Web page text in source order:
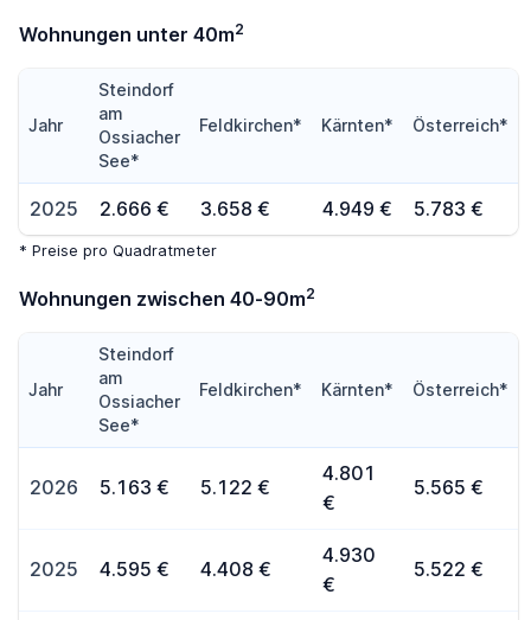
Wohnungen unter 40m2
Jahr
Steindorf
am
Ossiacher
See*
Feldkirchen* Kärnten* Österreich*
2025 2.666 € 3.658 € 4.949 € 5.783 €
* Preise pro Quadratmeter
Wohnungen zwischen 40-90m2
Jahr
Steindorf
am
Ossiacher
See*
Feldkirchen* Kärnten* Österreich*
2026 5.163 € 5.122 €
4.801
€
5.565 €
2025 4.595 € 4.408 €
4.930
€
5.522 €